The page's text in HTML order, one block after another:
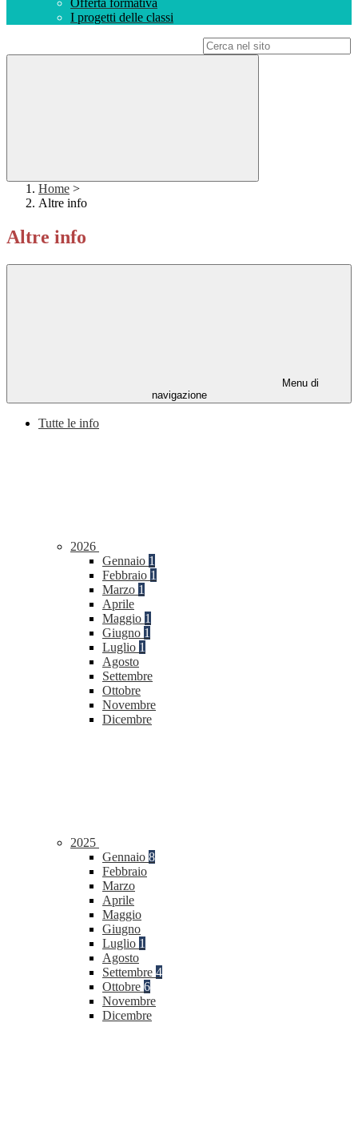
Offerta formativa
I progetti delle classi
Home >
Altre info
Altre info
Menu di
navigazione
Tutte le info
2026
Gennaio 1
Febbraio 1
Marzo 1
Aprile
Maggio 1
Giugno 1
Luglio 1
Agosto
Settembre
Ottobre
Novembre
Dicembre
2025
Gennaio 8
Febbraio
Marzo
Aprile
Maggio
Giugno
Luglio 1
Agosto
Settembre 4
Ottobre 6
Novembre
Dicembre